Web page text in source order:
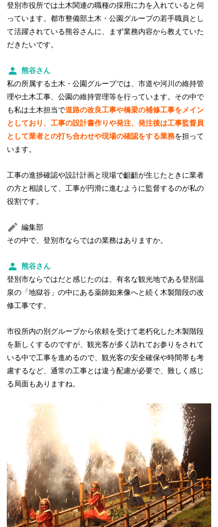
登別市役所では土木関連の職種の採用に力を入れていると伺
っています。都市整備部土木・公園グループの若手職員とし
て活躍されている熊谷さんに、まず業務内容から教えていた
だきたいです。
熊谷さん
私の所属する土木・公園グループでは、市道や河川の維持管
理や土木工事、公園の維持管理等を行っています。その中で
も私は土木担当で道路の改良工事や橋梁の補修工事をメイン
としており、工事の設計書作りや発注、発注後は工事監督員
として業者との打ち合わせや現場の確認をする業務を担って
います。
工事の進捗確認や設計計画と現場で齟齬が生じたときに業者
の方と相談して、工事が円滑に進むように監督するのが私の
役割です。
編集部
その中で、登別市ならではの業務はありますか。
熊谷さん
登別市ならではだと感じたのは、有名な観光地である登別温
泉の「地獄谷」の中にある薬師如来像へと続く木製階段の改
修工事です。
市役所内の別グループから依頼を受けて老朽化した木製階段
を新しくするのですが、観光客が多く訪れてお参りをされて
いる中で工事を進めるので、観光客の安全確保や時間帯も考
慮するなど、通常の工事とは違う配慮が必要で、難しく感じ
る局面もありますね。